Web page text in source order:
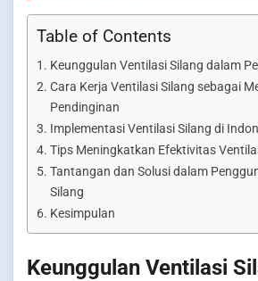
Table of Contents
Keunggulan Ventilasi Silang dalam
Cara Kerja Ventilasi Silang sebagai
Pendinginan
Implementasi Ventilasi Silang di
Tips Meningkatkan Efektivitas
Tantangan dan Solusi dalam
Silang
Kesimpulan
Keunggulan Ventilasi